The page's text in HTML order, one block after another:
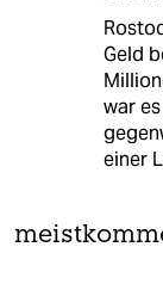
Geld
war
einer